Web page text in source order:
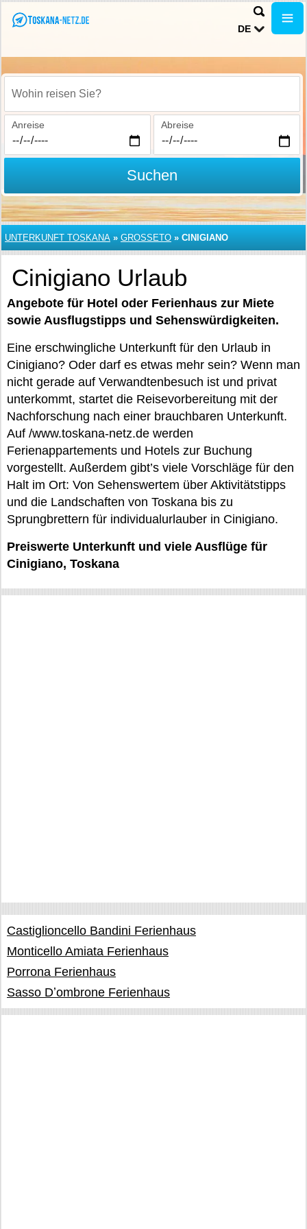
DE
Wohin reisen Sie?
Anreise Abreise
Suchen
UNTERKUNFT TOSKANA » GROSSETO » CINIGIANO
Cinigiano Urlaub
Angebote für Hotel oder Ferienhaus zur Miete
sowie Ausflugstipps und Sehenswürdigkeiten.
Eine erschwingliche Unterkunft für den Urlaub in
Cinigiano? Oder darf es etwas mehr sein? Wenn man
nicht gerade auf Verwandtenbesuch ist und privat
unterkommt, startet die Reisevorbereitung mit der
Nachforschung nach einer brauchbaren Unterkunft.
Auf /www.toskana-netz.de werden
Ferienappartements und Hotels zur Buchung
vorgestellt. Außerdem gibt’s viele Vorschläge für den
Halt im Ort: Von Sehenswertem über Aktivitätstipps
und die Landschaften von Toskana bis zu
Sprungbrettern für individualurlauber in Cinigiano.
Preiswerte Unterkunft und viele Ausflüge für
Cinigiano, Toskana
Castiglioncello Bandini Ferienhaus
Monticello Amiata Ferienhaus
Porrona Ferienhaus
Sasso Dʼombrone Ferienhaus